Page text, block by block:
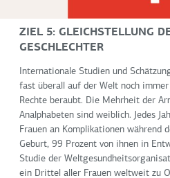
ZIEL 5: GLEICHSTELLUNG
GESCHLECHTER
Internationale Studien und
fast überall auf der Welt noch
Rechte beraubt. Die Mehrheit der
Analphabeten sind weiblich. Jedes
Frauen an Komplikationen während
Geburt, 99 Prozent von ihnen in
Studie der
ein Drittel aller Frauen weltweit zu